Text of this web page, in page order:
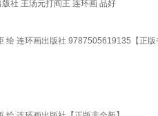
社 王汤元打阎王 连环画 品好
绘 连环画出版社 9787505619135【正版